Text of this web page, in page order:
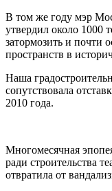
В том же году мэр
утвердил около 1000
затормозить и почти
пространств в
Наша
сопутствовала
2010 года.
Многомесячная
ради строительства
отвратила от